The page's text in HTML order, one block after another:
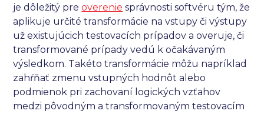
Jazyk
je dôležitý preoverenie správnosti softvéru tým, že
aplikuje určité transformácie na vstupy či výstupy
už existujúcich testovacích prípadov a overuje, či
transformované prípady vedú k očakávaným
výsledkom. Takéto transformácie môžu napríklad
zahŕňať zmenu vstupných hodnôt alebo
podmienok pri zachovaní logických vzťahov
medzi pôvodným a transformovaným testovacím